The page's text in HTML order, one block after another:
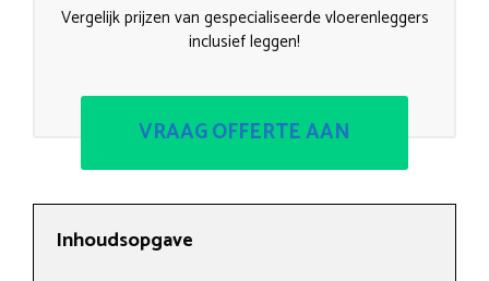
Vergelijk prijzen van gespecialiseerde vloerenleggers
inclusief leggen!
VRAAG OFFERTE AAN
Inhoudsopgave